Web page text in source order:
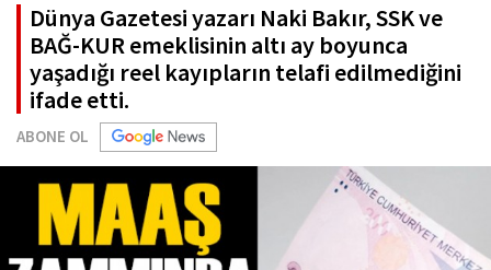
Dünya Gazetesi yazarı Naki Bakır, SSK ve
BAĞ-KUR emeklisinin altı ay boyunca
yaşadığı reel kayıpların telafi edilmediğini
ifade etti.
ABONE OL